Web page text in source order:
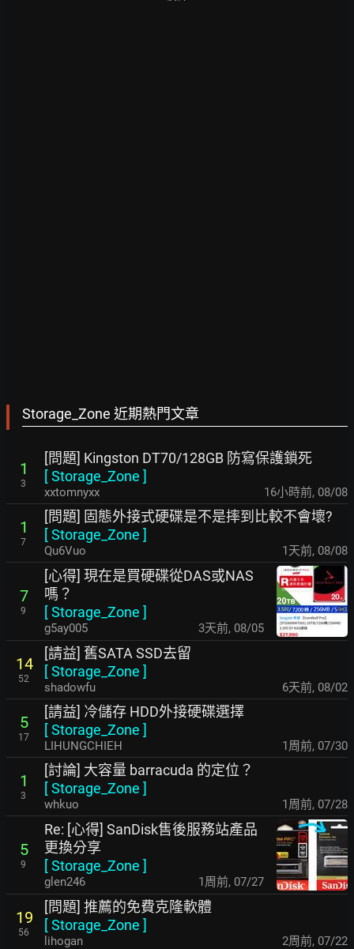
Storage_Zone 近期熱門文章
1
3
[問題] Kingston DT70/128GB 防寫保護鎖死
[Storage_Zone ]
xxtomnyxx 16小時前, 08/08
1
7
[問題] 固態外接式硬碟是不是摔到比較不會壞?
[Storage_Zone ]
Qu6Vuo 1天前, 08/08
7
9
[心得] 現在是買硬碟從DAS或NAS
嗎？
[Storage_Zone ]
g5ay005 3天前, 08/05
14
52
[請益] 舊SATA SSD去留
[Storage_Zone ]
shadowfu 6天前, 08/02
5
17
[請益] 冷儲存 HDD外接硬碟選擇
[Storage_Zone ]
LIHUNGCHIEH 1周前, 07/30
1
3
[討論] 大容量 barracuda 的定位？
[Storage_Zone ]
whkuo 1周前, 07/28
5
9
Re: [心得] SanDisk售後服務站產品
更換分享
[Storage_Zone ]
glen246 1周前, 07/27
19
56
[問題] 推薦的免費克隆軟體
[Storage_Zone ]
lihogan 2周前, 07/22